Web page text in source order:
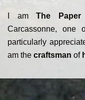
I amThe Paper
Carcassonne,
particularly
am the craftsman of